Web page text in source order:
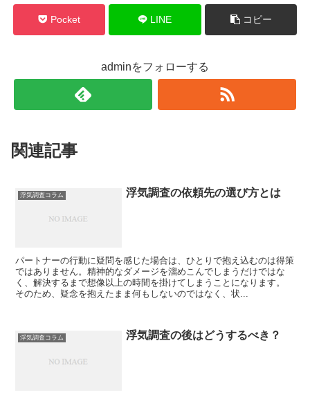
Pocket LINE コピー
adminをフォローする
関連記事
浮気調査コラム 浮気調査の依頼先の選び方とは
パートナーの行動に疑問を感じた場合は、ひとりで抱え込むのは得策
ではありません。精神的なダメージを溜めこんでしまうだけではな
く、解決するまで想像以上の時間を掛けてしまうことになります。
そのため、疑念を抱えたまま何もしないのではなく、状...
浮気調査コラム 浮気調査の後はどうするべき？